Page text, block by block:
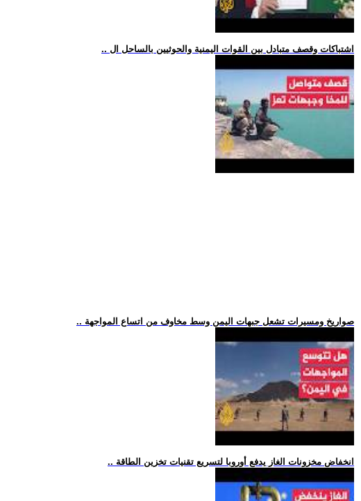
.. اشتباكات وقصف متبادل بين القوات اليمنية والحوثيين بالساحل ال
.. صواريخ ومسيرات تشعل جبهات اليمن وسط مخاوف من اتساع المواجهة
.. انخفاض مخزونات الغاز يدفع أوروبا لتسريع تقنيات تخزين الطاقة